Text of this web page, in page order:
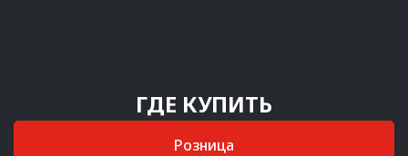
ГДЕ КУПИТЬ
Розница